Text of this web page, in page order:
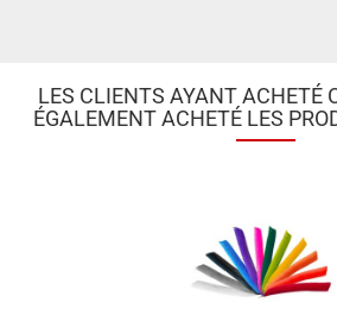
LES CLIENTS AYANT ACHETÉ
ÉGALEMENT ACHETÉ LES